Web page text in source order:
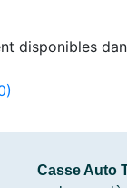
disponibles
Casse Auto